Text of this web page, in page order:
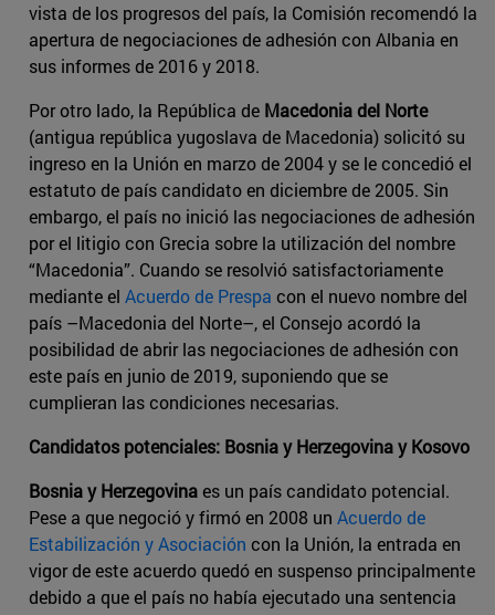
vista de los progresos del país, la Comisión recomendó la
apertura de negociaciones de adhesión con Albania en
sus informes de 2016 y 2018.
Por otro lado, la República de Macedonia del Norte
(antigua república yugoslava de Macedonia) solicitó su
ingreso en la Unión en marzo de 2004 y se le concedió el
estatuto de país candidato en diciembre de 2005. Sin
embargo, el país no inició las negociaciones de adhesión
por el litigio con Grecia sobre la utilización del nombre
“Macedonia”. Cuando se resolvió satisfactoriamente
mediante el Acuerdo de Prespa con el nuevo nombre del
país –Macedonia del Norte–, el Consejo acordó la
posibilidad de abrir las negociaciones de adhesión con
este país en junio de 2019, suponiendo que se
cumplieran las condiciones necesarias.
Candidatos potenciales: Bosnia y Herzegovina y Kosovo
Bosnia y Herzegovinaes un país candidato potencial.
Pese a que negoció y firmó en 2008 un Acuerdo de
Estabilización y Asociación con la Unión, la entrada en
vigor de este acuerdo quedó en suspenso principalmente
debido a que el país no había ejecutado una sentencia